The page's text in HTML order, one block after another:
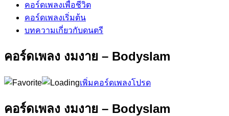
คอร์ดเพลงเพื่อชีวิต
คอร์ดเพลงเริ่มต้น
บทความเกี่ยวกับดนตรี
คอร์ดเพลง งมงาย – Bodyslam
เพิ่มคอร์ดเพลงโปรด
คอร์ดเพลง งมงาย – Bodyslam